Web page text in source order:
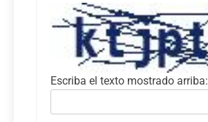
Escriba el texto mostrado arriba: